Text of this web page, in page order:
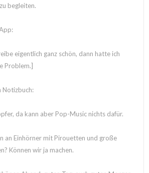
begleiten.
eigentlich ganz schön, dann hatte ich
Problem.]
Notizbuch:
da kann aber Pop-Music nichts dafür.
an Einhörner mit Pirouetten und große
Können wir ja machen.